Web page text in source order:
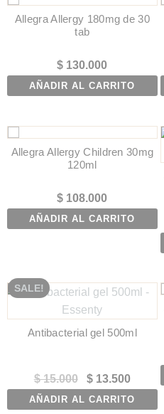
Allegra Allergy 180mg de 30
tab
$ 130.000
AÑADIR AL CARRITO
Allegra Allergy Children 30mg
120ml
$ 108.000
AÑADIR AL CARRITO
SALE!
Antibacterial gel 500ml
$15.000
El
precio
original
$ 13.500El
precio
actual
AÑADIR AL CARRITO